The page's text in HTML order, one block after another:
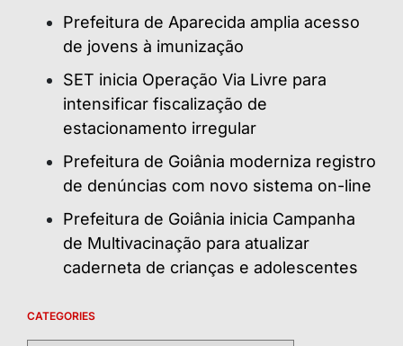
Prefeitura de Aparecida amplia acesso
de jovens à imunização
SET inicia Operação Via Livre para
intensificar fiscalização de
estacionamento irregular
Prefeitura de Goiânia moderniza registro
de denúncias com novo sistema on-line
Prefeitura de Goiânia inicia Campanha
de Multivacinação para atualizar
caderneta de crianças e adolescentes
CATEGORIES